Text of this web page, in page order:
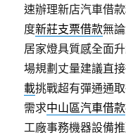
速辦理新店汽車借
度新莊支票借款無
居家燈具質感全面
場規劃丈量建議直
載挑戰超有彈通通
需求中山區汽車借款
工廠事務機器設備